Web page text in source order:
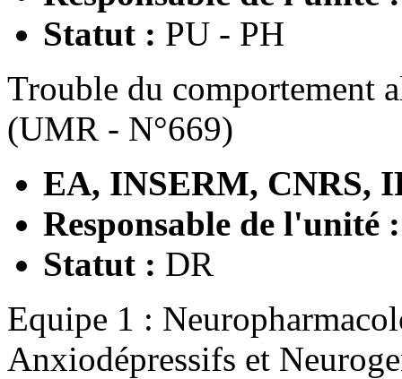
Statut : PU - PH
Trouble du comportement
(UMR - N°669)
EA, INSERM, CNRS,
Responsable de l'unité
Statut : DR
Equipe 1 :
Anxiodépressifs et